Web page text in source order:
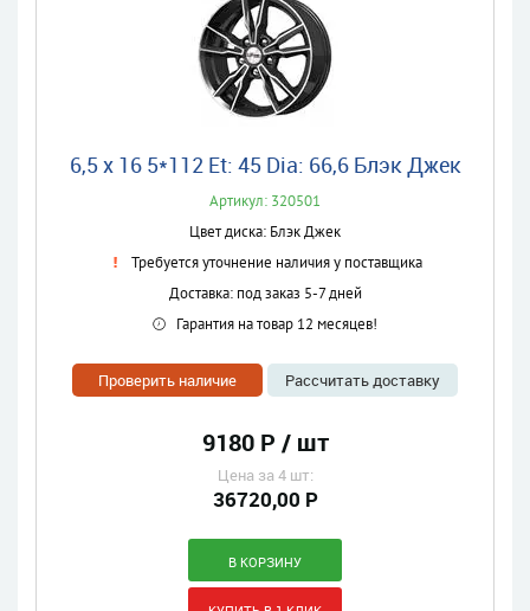
6,5 x 16 5*112 Et: 45 Dia: 66,6 Блэк Джек
Артикул: 320501
Цвет диска: Блэк Джек
Требуется уточнение наличия у поставщика
Доставка: под заказ 5-7 дней
Гарантия на товар 12 месяцев!
Проверить наличие Рассчитать доставку
9180 Р / шт
Цена за 4 шт:
36720,00 Р